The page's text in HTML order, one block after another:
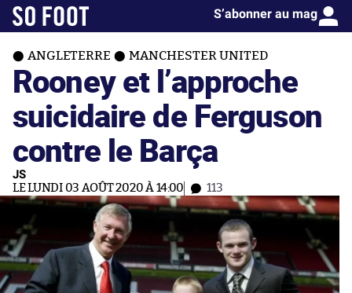
S’abonner au mag
ANGLETERRE MANCHESTER UNITED
Rooney et l’approche
suicidaire de Ferguson
contre le Barça
JS
LE LUNDI 03 AOÛT 2020 À 14:00 113